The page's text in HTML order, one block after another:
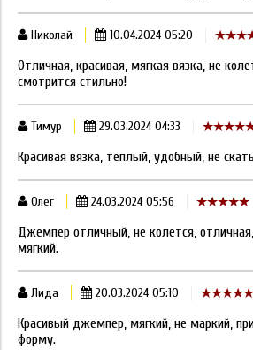
Николай 10.04.2024 05:20
Отличная, красивая, мягкая вязка, не
смотрится стильно!
Тимур 29.03.2024 04:33
Красивая вязка, теплый, удобный, не
Олег 24.03.2024 05:56
Джемпер отличный, не колется,
мягкий.
Лида 20.03.2024 05:10
Красивый джемпер, мягкий, не маркий,
форму.